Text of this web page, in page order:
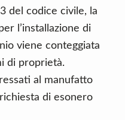
del codice civile, la
l’installazione di
viene conteggiata
di proprietà.
al manufatto
di esonero